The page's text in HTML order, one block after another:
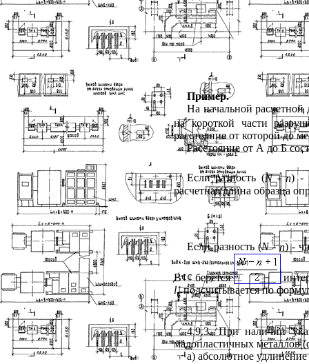
Пример.
На начальной расчетной
на короткой части
расстояние от которой до
Расстояние от А до Б
Если разность (N-n) -
расчетная длина образца
Если разность (N-n) -
В¢¢берется
lкподсчитывается по
4.9.3. При наличии
малопластичных металлов (
а) абсолютное удлинение